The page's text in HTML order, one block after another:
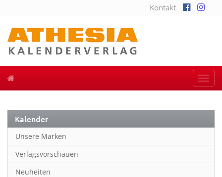
Kontakt
Kalender
Unsere Marken
Verlagsvorschauen
Neuheiten